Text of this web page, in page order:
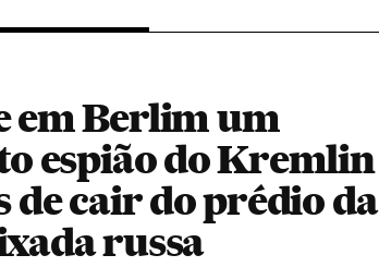
em Berlim um
espião do Kremlin
de cair do prédio da
russa